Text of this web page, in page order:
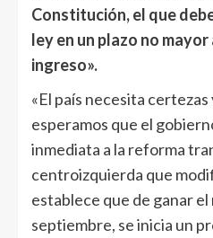
Constitución, el que
ley en un plazo no mayor
ingreso».
«El país necesita certezas
esperamos que el
inmediata a la reforma
centroizquierda que
establece que de ganar el
septiembre, se inicia un